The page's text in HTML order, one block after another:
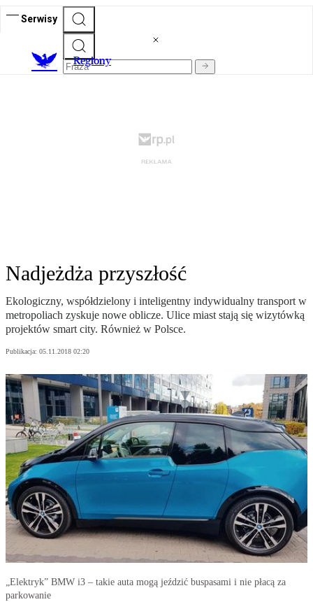
Serwisy
Regiony
Nadjeżdża przyszłość
Ekologiczny, współdzielony i inteligentny indywidualny transport w
metropoliach zyskuje nowe oblicze. Ulice miast stają się wizytówką
projektów smart city. Również w Polsce.
Publikacja: 05.11.2018 02:20
„Elektryk” BMW i3 – takie auta mogą jeździć buspasami i nie płacą za
parkowanie